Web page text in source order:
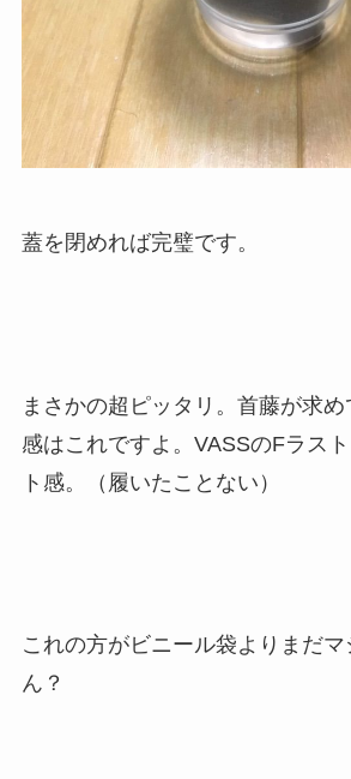
蓋を閉めれば完璧です。
まさかの超ピッタリ。首藤が求め
感はこれですよ。VASSのFラス
ト感。（履いたことない）
これの方がビニール袋よりまだ
ん？